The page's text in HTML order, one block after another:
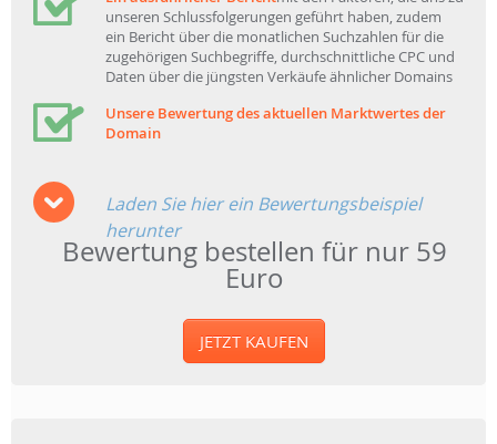
unseren Schlussfolgerungen geführt haben, zudem
ein Bericht über die monatlichen Suchzahlen für die
zugehörigen Suchbegriffe, durchschnittliche CPC und
Daten über die jüngsten Verkäufe ähnlicher Domains
Unsere Bewertung des aktuellen Marktwertes der
Domain
Laden Sie hier ein Bewertungsbeispiel
herunter
Bewertung bestellen für nur 59
Euro
JETZT KAUFEN